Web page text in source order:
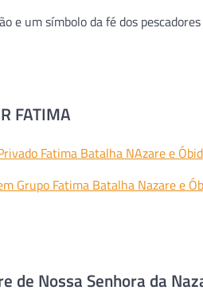
e um símbolo da fé dos
FATIMA
Fatima Batalha NAzare e
Grupo Fatima Batalha Nazare e
de Nossa Senhora da